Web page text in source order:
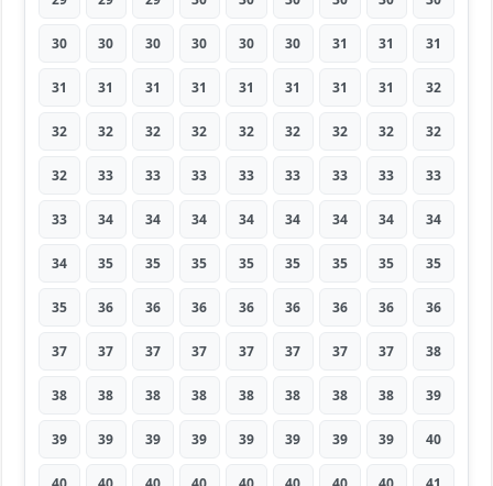
30 30 30 30 30 30 31 31 31
31 31 31 31 31 31 31 31 32
32 32 32 32 32 32 32 32 32
32 33 33 33 33 33 33 33 33
33 34 34 34 34 34 34 34 34
34 35 35 35 35 35 35 35 35
35 36 36 36 36 36 36 36 36
37 37 37 37 37 37 37 37 38
38 38 38 38 38 38 38 38 39
39 39 39 39 39 39 39 39 40